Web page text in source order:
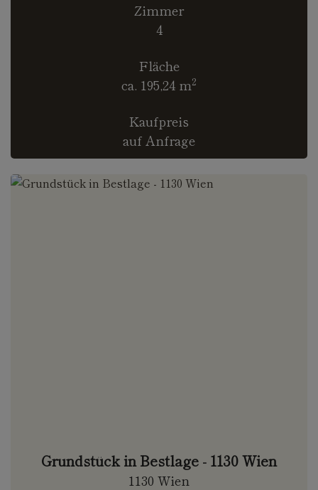
Zimmer
4
Fläche
ca. 195,24 m2
Kaufpreis
auf Anfrage
Grundstück in Bestlage - 1130 Wien
1130 Wien